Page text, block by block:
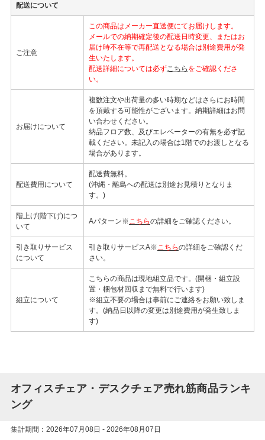
配送について
ご注意
この商品はメーカー直送便にてお届けします。
メールでの納期確定後の配送日時変更、またはお
届け時不在等で再配送となる場合は別途費用が発
生いたします。
配送詳細については必ずこちら をご確認くださ
い。
お届けについて
複数注文や出荷量の多い時期などはさらにお時間
を頂戴する可能性がございます。納期詳細はお問
い合わせください。
納品フロア数、及びエレベーターの有無を必ず記
載ください。未記入の場合は1階でのお渡しとなる
場合があります。
配送費用について
配送費無料。
(沖縄・離島への配送は別途お見積りとなりま
す。)
階上げ(階下げ)につ
いて
Aパターン※こちらの詳細をご確認ください。
引き取りサービス
について
引き取りサービスA※こちらの詳細をご確認くだ
さい。
組立について
こちらの商品は現地組立品です。(開梱・組立設
置・梱包材回収まで無料で行います)
※組立不要の場合は事前にご連絡をお願い致しま
す。(納品日以降の変更は別途費用が発生致しま
す)
オフィスチェア・デスクチェア売れ筋商品ランキ
ング
集計期間：2026年07月08日 - 2026年08月07日